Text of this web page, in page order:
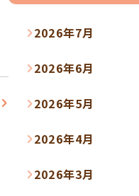
2026年7月
2026年6月
2026年5月
2026年4月
2026年3月